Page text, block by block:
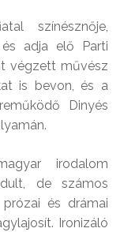
színésznője,
adja elő Parti
végzett művész
is bevon, és a
Dinyés
irodalom
de számos
és drámai
Ironizáló